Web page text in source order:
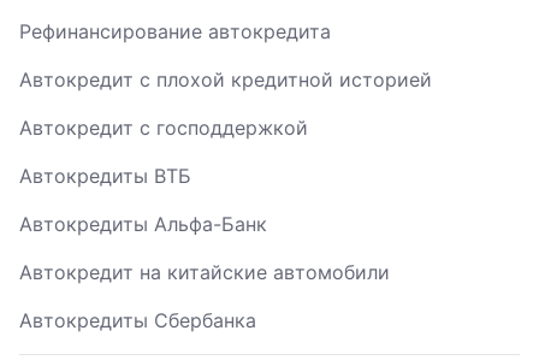
Рефинансирование автокредита
Автокредит с плохой кредитной историей
Автокредит с господдержкой
Автокредиты ВТБ
Автокредиты Альфа-Банк
Автокредит на китайские автомобили
Автокредиты Сбербанка